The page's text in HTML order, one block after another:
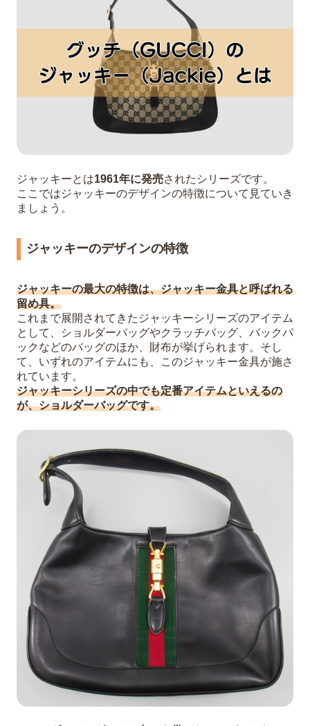
ジャッキーとは1961年に発売されたシリーズです。
ここではジャッキーのデザインの特徴について見ていき
ましょう。
ジャッキーのデザインの特徴
ジャッキーの最大の特徴は、ジャッキー金具と呼ばれる
留め具。
これまで展開されてきたジャッキーシリーズのアイテム
として、ショルダーバッグやクラッチバッグ、バックパ
ックなどのバッグのほか、財布が挙げられます。そし
て、いずれのアイテムにも、このジャッキー金具が施さ
れています。
ジャッキーシリーズの中でも定番アイテムといえるの
が、ショルダーバッグです。